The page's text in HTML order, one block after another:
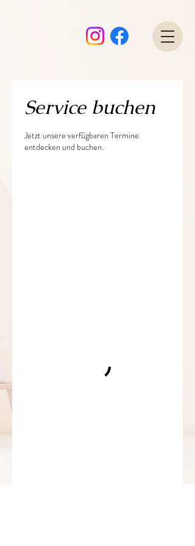
Service buchen
Jetzt unsere verfügbaren Termine
entdecken und buchen.